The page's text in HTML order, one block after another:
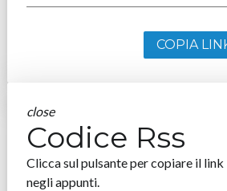
COPIA
close
Codice Rss
Clicca sul pulsante per copiare il link
negli appunti.